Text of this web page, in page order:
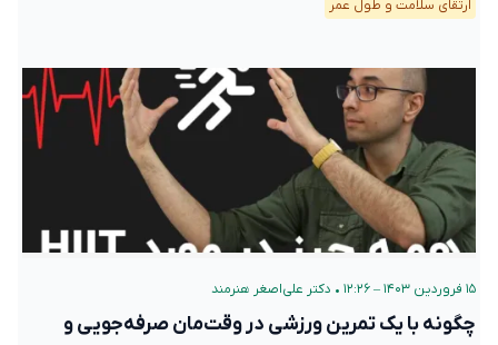
ارتقای سلامت و طول عمر
۱۵ فروردین ۱۴۰۳ – ۱۲:۲۶ • دکتر علی‌اصغر هنرمند
چگونه با یک تمرین ورزشی در وقت‌مان صرفه‌جویی و